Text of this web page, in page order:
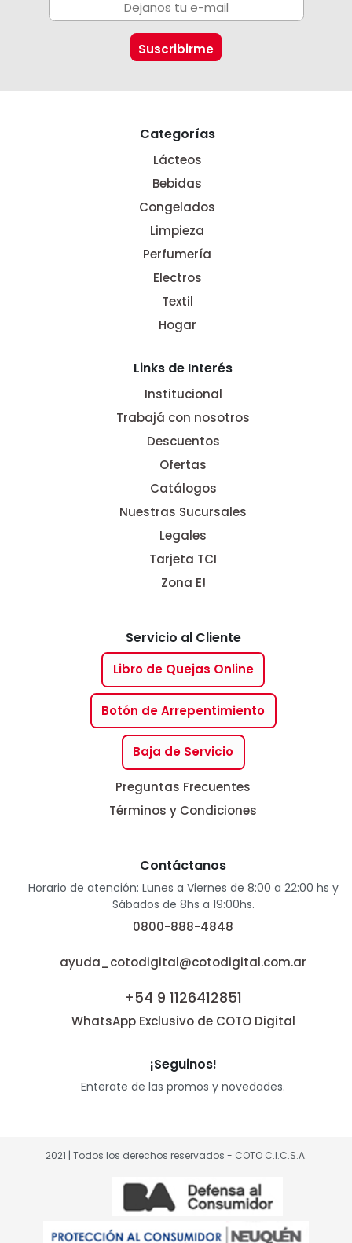
Categorías
Lácteos
Bebidas
Congelados
Limpieza
Perfumería
Electros
Textil
Hogar
Links de Interés
Institucional
Trabajá con nosotros
Descuentos
Ofertas
Catálogos
Nuestras Sucursales
Legales
Tarjeta TCI
Zona E!
Servicio al Cliente
Libro de Quejas Online
Botón de Arrepentimiento
Baja de Servicio
Preguntas Frecuentes
Términos y Condiciones
Contáctanos
Horario de atención: Lunes a Viernes de 8:00 a 22:00 hs y
Sábados de 8hs a 19:00hs.
0800-888-4848
ayuda_cotodigital@cotodigital.com.ar
+54 9 1126412851
WhatsApp Exclusivo de COTO Digital
¡Seguinos!
Enterate de las promos y novedades.
2021 | Todos los derechos reservados - COTO C.I.C.S.A.